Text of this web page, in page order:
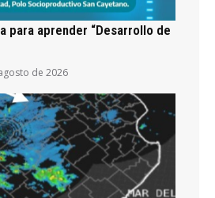
para aprender “Desarrollo de
de 2026